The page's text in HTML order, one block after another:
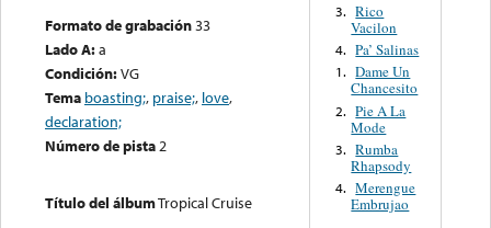
Formato de grabación33
Lado A:a
Condición:VG
Tema boasting;, praise;, love,
declaration;
Número de pista2
Título del álbumTropical Cruise
3. Rico
Vacilon
4. Pa’ Salinas
1. Dame Un
Chancesito
2. Pie A La
Mode
3. Rumba
Rhapsody
4. Merengue
Embrujao